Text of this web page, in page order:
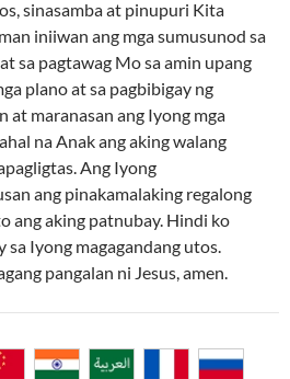
sinasamba at pinupuri Kita
iniiwan ang mga sumusunod sa
sa pagtawag Mo sa amin upang
plano at sa pagbibigay ng
at maranasan ang Iyong mga
na Anak ang aking walang
Ang Iyong
ang pinakamalaking regalong
ang aking patnubay. Hindi ko
Iyong magagandang utos.
pangalan ni Jesus, amen.